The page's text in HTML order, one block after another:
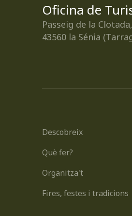
Oficina de
Passeig de la
43560 la Sénia
Descobreix
Què fer?
Organitza't
Fires, festes i tradicions